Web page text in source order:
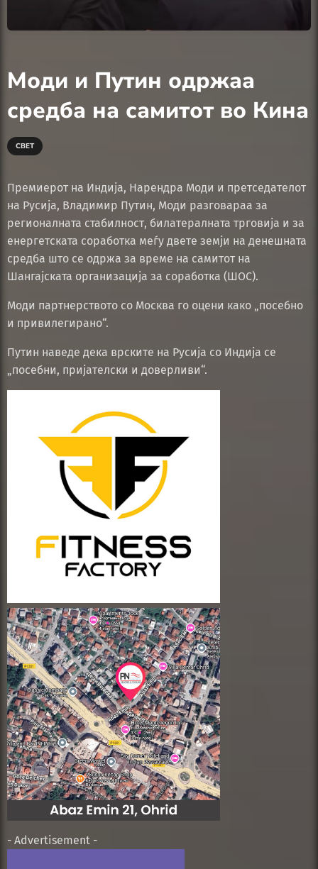
Моди и Путин одржаа
средба на самитот во Кина
СВЕТ
Премиерот на Индија, Нарендра Моди и претседателот
на Русија, Владимир Путин, Моди разговараа за
регионалната стабилност, билатералната трговија и за
енергетската соработка меѓу двете земји на денешната
средба што се одржа за време на самитот на
Шангајската организација за соработка (ШОС).
Моди партнерството со Москва го оцени како „посебно
и привилегирано“.
Путин наведе дека врските на Русија со Индија се
„посебни, пријателски и доверливи“.
- Advertisement -